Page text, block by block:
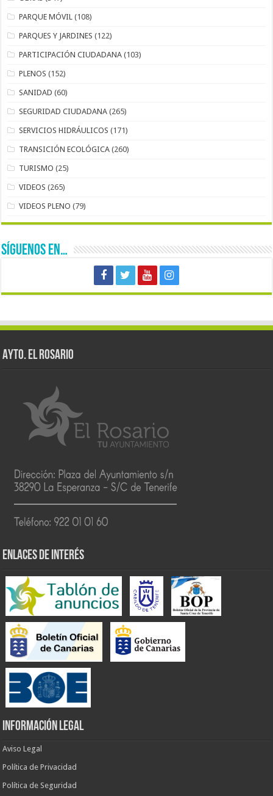
PARQUE MÓVIL (108)
PARQUES Y JARDINES (122)
PARTICIPACIÓN CIUDADANA (103)
PLENOS (152)
SANIDAD (60)
SEGURIDAD CIUDADANA (265)
SERVICIOS HIDRÁULICOS (171)
TRANSICIÓN ECOLÓGICA (260)
TURISMO (25)
VIDEOS (265)
VIDEOS PLENO (79)
SÍGUENOS EN…
AYTO. EL ROSARIO
ENLACES DE INTERÉS
INFORMACIÓN LEGAL
Aviso Legal
Política de Privacidad
Política de Seguridad